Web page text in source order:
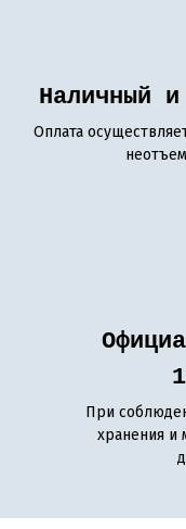
Наличный
Оплата
При
хранения и